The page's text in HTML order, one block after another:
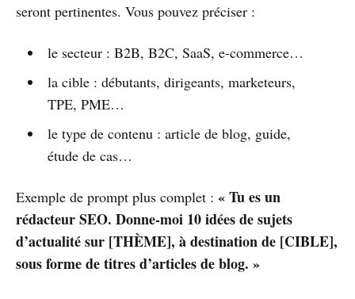
seront pertinentes. Vous pouvez préciser :
le secteur : B2B, B2C, SaaS, e-commerce…
la cible : débutants, dirigeants, marketeurs,
TPE, PME…
le type de contenu : article de blog, guide,
étude de cas…
Exemple de prompt plus complet : « Tu es un
rédacteur SEO. Donne-moi 10 idées de sujets
d’actualité sur [THÈME], à destination de [CIBLE],
sous forme de titres d’articles de blog. »